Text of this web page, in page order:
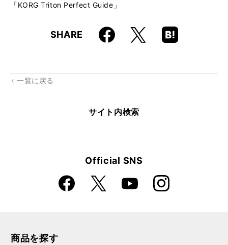
「KORG Triton Perfect Guide」
SHARE Faceboo
k
X
Hatena
Boo
一覧に戻る
サイト内検索
Official SNS
Faceboo
k
X YouTube Instagra
m
商品を探す